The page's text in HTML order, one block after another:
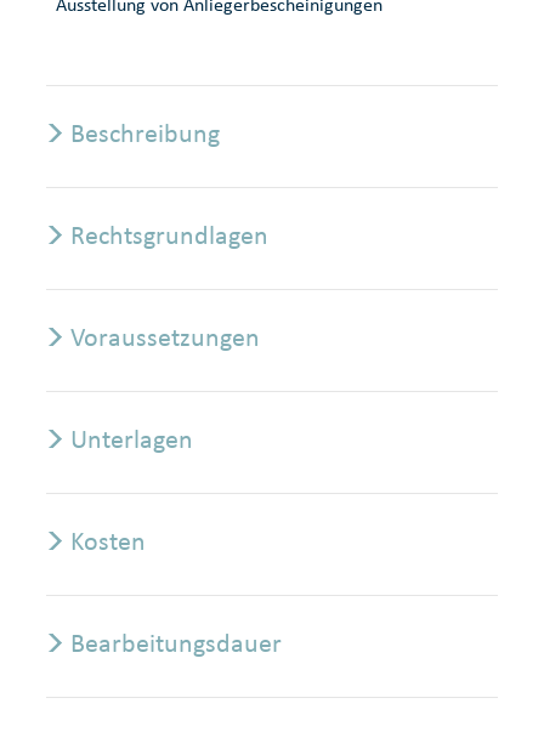
Beschreibung
Rechtsgrundlagen
Voraussetzungen
Unterlagen
Kosten
Bearbeitungsdauer